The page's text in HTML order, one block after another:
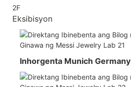
2F
Eksibisyon
Inhorgenta Munich Germany